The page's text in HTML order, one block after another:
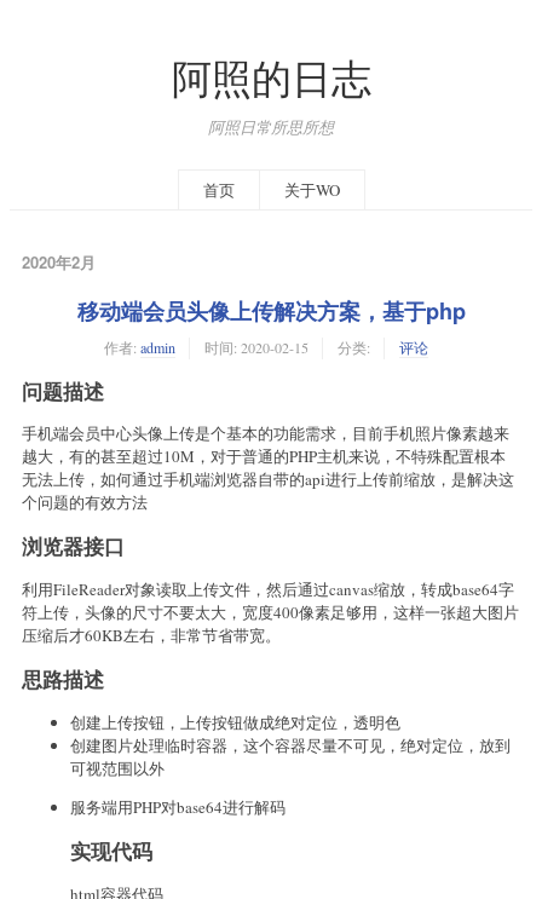
阿照的日志
阿照日常所思所想
首页 关于WO
2020年2月
移动端会员头像上传解决方案，基于php
作者: admin 时间: 2020-02-15 分类: 评论
问题描述
手机端会员中心头像上传是个基本的功能需求，目前手机照片像素越来
越大，有的甚至超过10M，对于普通的PHP主机来说，不特殊配置根本
无法上传，如何通过手机端浏览器自带的api进行上传前缩放，是解决这
个问题的有效方法
浏览器接口
利用FileReader对象读取上传文件，然后通过canvas缩放，转成base64字
符上传，头像的尺寸不要太大，宽度400像素足够用，这样一张超大图片
压缩后才60KB左右，非常节省带宽。
思路描述
创建上传按钮，上传按钮做成绝对定位，透明色
创建图片处理临时容器，这个容器尽量不可见，绝对定位，放到
可视范围以外
服务端用PHP对base64进行解码
实现代码
html容器代码